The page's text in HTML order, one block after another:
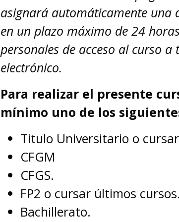
asignará automáticamente una
en un plazo máximo de 24
personales de acceso al curso a
electrónico.
Para realizar el presente
mínimo uno de los
Titulo Universitario o
CFGM
CFGS.
FP2 o cursar últimos cursos.
Bachillerato.